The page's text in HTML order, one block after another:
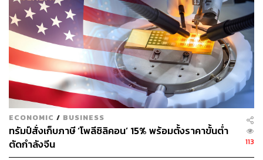
ที่กล่าวโจมตีว่า การที่สหรัฐฯ ใช้กำลังควบคุมตัวผู้นำและ
สตรีหมายเลขหนึ่งเวเนซุเอลา ถือเป็นการกระทำที่ผิด
กฎหมาย
นอกจากนี้ ทนายยังขอให้มาดูโรและฟลอเรสได้รับการดูแล
ทางด้านการแพทย์ โดยอ้างว่า ระหว่างการลักพาตัว ฟลอเรส
ได้รับบาดเจ็บหลายจุด เช่น กระดูกซี่โครงร้าว
อย่างไรก็ดี การพิจารณาคดีจบลงเป็นที่เรียบร้อย เฮลเลอร์ส
ไตน์ได้กำหนดการสอบสวนครั้งต่อไป คือ วันที่ 17 มีนาคม
ECONOMIC / BUSINESS
ทรัมป์สั่งเก็บภาษี ‘โพลีซิลิคอน’ 15% พร้อมตั้งราคาขั้นต่ำ
ตัดกำลังจีน
113